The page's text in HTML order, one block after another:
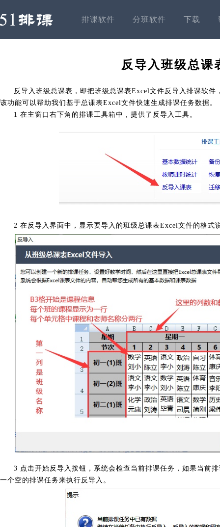
排课软件 分班软件 下载
反导入班级总课
反导入班级总课表，即把班级总课表Excel文件反导入排课软
该功能可以帮助我们基于总课表Excel文件快速生成排课任务数据。
1 在主窗口右下角的排课工具箱中，提供了反导入工具。
2 在反导入界面中，显示要导入的班级总课表Excel文件的格式
3 点击开始反导入按钮，系统会检查当前排课任务，如果当前
一个空的排课任务来执行反导入。